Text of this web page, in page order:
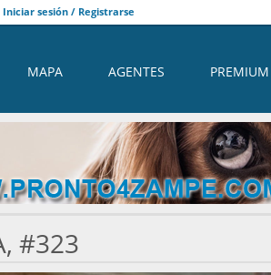
Iniciar sesión / Registrarse
MAPA AGENTES PREMIUM
#323